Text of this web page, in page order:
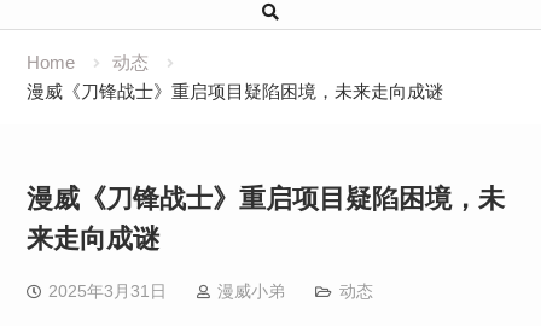
Home
动态
漫威《刀锋战士》重启项目疑陷困境，未来走向成谜
漫威《刀锋战士》重启项目疑陷困境，未
来走向成谜
2025年3月31日 漫威小弟 动态